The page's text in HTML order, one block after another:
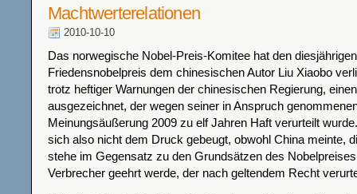
Machtwerterelationen
2010-10-10
Das norwegische Nobel-Preis-Komitee hat den diesjährigen
Friedensnobelpreis dem chinesischen Autor Liu Xiaobo
trotz heftiger Warnungen der chinesischen Regierung,
ausgezeichnet, der wegen seiner in Anspruch
Meinungsäußerung 2009 zu elf Jahren Haft verurteilt
sich also nicht dem Druck gebeugt, obwohl China meinte,
stehe im Gegensatz zu den Grundsätzen des
Verbrecher geehrt werde, der nach geltendem Recht